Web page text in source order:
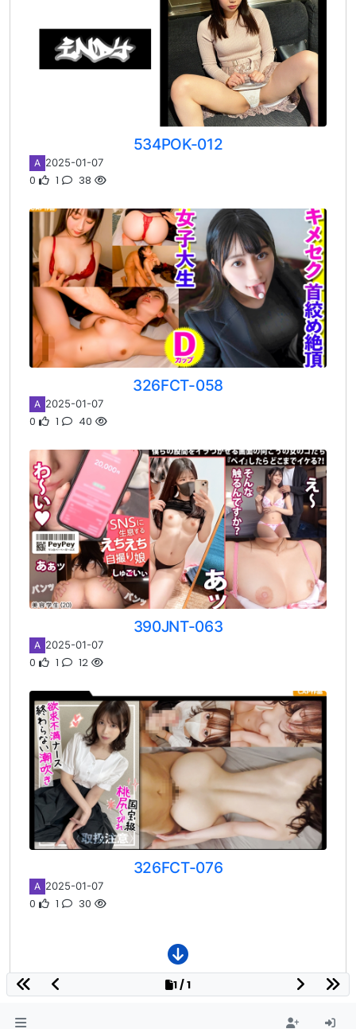
534POK-012
A 2025-01-07
0 1 38
326FCT-058
A 2025-01-07
0 1 40
390JNT-063
A 2025-01-07
0 1 12
326FCT-076
A 2025-01-07
0 1 30
1 / 1